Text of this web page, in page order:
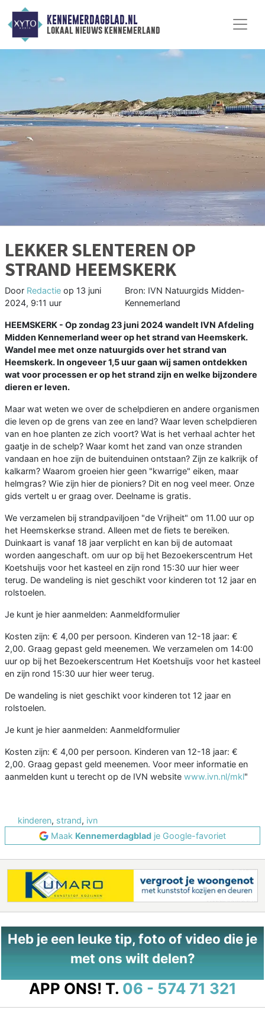
KENNEMERDAGBLAD.NL
lokaal nieuws kennemerland
LEKKER SLENTEREN OP
STRAND HEEMSKERK
Door Redactie op 13 juni
2024, 9:11 uur
Bron: IVN Natuurgids Midden-
Kennemerland
HEEMSKERK - Op zondag 23 juni 2024 wandelt IVN Afdeling
Midden Kennemerland weer op het strand van Heemskerk.
Wandel mee met onze natuurgids over het strand van
Heemskerk. In ongeveer 1,5 uur gaan wij samen ontdekken
wat voor processen er op het strand zijn en welke bijzondere
dieren er leven.
Maar wat weten we over de schelpdieren en andere organismen
die leven op de grens van zee en land? Waar leven schelpdieren
van en hoe planten ze zich voort? Wat is het verhaal achter het
gaatje in de schelp? Waar komt het zand van onze stranden
vandaan en hoe zijn de buitenduinen ontstaan? Zijn ze kalkrijk of
kalkarm? Waarom groeien hier geen "kwarrige" eiken, maar
helmgras? Wie zijn hier de pioniers? Dit en nog veel meer. Onze
gids vertelt u er graag over. Deelname is gratis.
We verzamelen bij strandpaviljoen "de Vrijheit" om 11.00 uur op
het Heemskerkse strand. Alleen met de fiets te bereiken.
Duinkaart is vanaf 18 jaar verplicht en kan bij de automaat
worden aangeschaft. om uur op bij het Bezoekerscentrum Het
Koetshuijs voor het kasteel en zijn rond 15:30 uur hier weer
terug. De wandeling is niet geschikt voor kinderen tot 12 jaar en
rolstoelen.
Je kunt je hier aanmelden: Aanmeldformulier
Kosten zijn: € 4,00 per persoon. Kinderen van 12-18 jaar: €
2,00. Graag gepast geld meenemen. We verzamelen om 14:00
uur op bij het Bezoekerscentrum Het Koetshuijs voor het kasteel
en zijn rond 15:30 uur hier weer terug.
De wandeling is niet geschikt voor kinderen tot 12 jaar en
rolstoelen.
Je kunt je hier aanmelden: Aanmeldformulier
Kosten zijn: € 4,00 per persoon. Kinderen van 12-18 jaar: €
2,00. Graag gepast geld meenemen. Voor meer informatie en
aanmelden kunt u terecht op de IVN website www.ivn.nl/mkl"
kinderen, strand, ivn
Maak Kennemerdagblad je Google-favoriet
Heb je een leuke tip, foto of video die je
met ons wilt delen?
APP ONS! T. 06 - 574 71 321